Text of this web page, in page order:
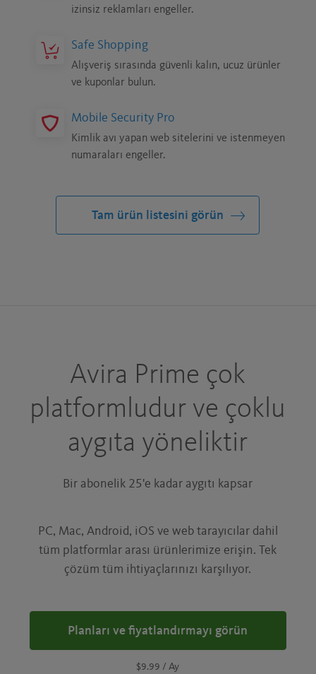
izinsiz reklamları engeller.
Safe Shopping
Alışveriş sırasında güvenli kalın, ucuz ürünler
ve kuponlar bulun.
Mobile Security Pro
Kimlik avı yapan web sitelerini ve istenmeyen
numaraları engeller.
Tam ürün listesini görün
Avira Prime çok
platformludur ve çoklu
aygıta yöneliktir
Bir abonelik 25'e kadar aygıtı kapsar
PC, Mac, Android, iOS ve web tarayıcılar dahil
tüm platformlar arası ürünlerimize erişin. Tek
çözüm tüm ihtiyaçlarınızı karşılıyor.
Planları ve fiyatlandırmayı görün
$9.99 / Ay